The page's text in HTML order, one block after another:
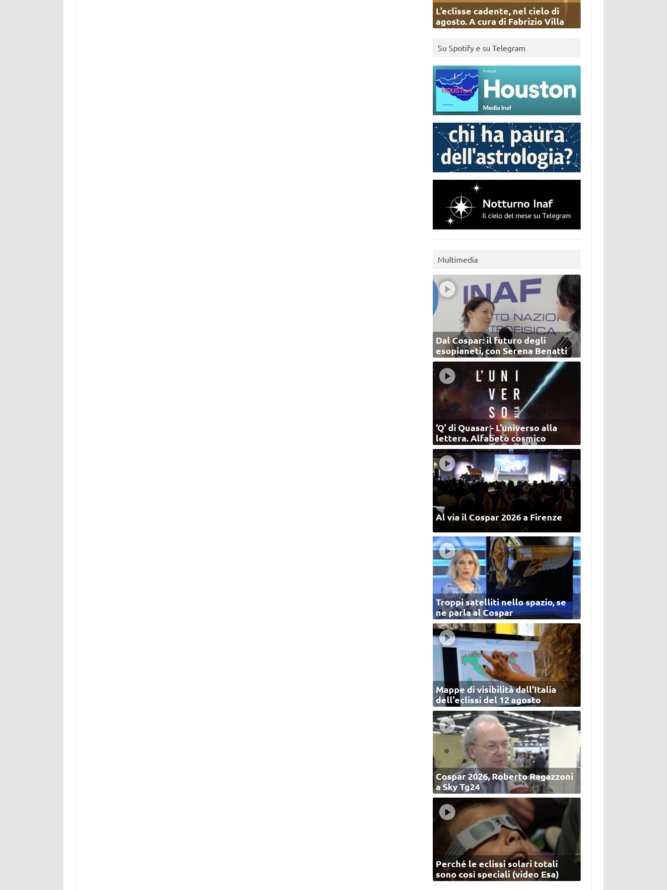
L’eclisse cadente, nel cielo di
agosto. A cura di Fabrizio Villa
Su Spotify e su Telegram
Multimedia
Dal Cospar: il futuro degli
esopianeti, con Serena Benatti
‘Q’ di Quasar - L'universo alla
lettera. Alfabeto cosmico
Al via il Cospar 2026 a Firenze
Troppi satelliti nello spazio, se
ne parla al Cospar
Mappe di visibilità dall’Italia
dell'eclissi del 12 agosto
Cospar 2026, Roberto Ragazzoni
a Sky Tg24
Perché le eclissi solari totali
sono così speciali (video Esa)